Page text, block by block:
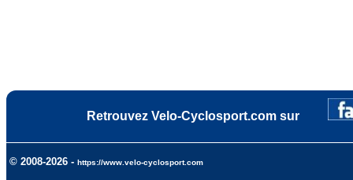
Retrouvez Velo-Cyclosport.com sur
© 2008-2026 - https://www.velo-cyclosport.com